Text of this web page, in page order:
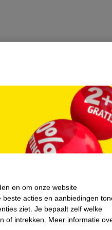
en om onze website
acties en aanbiedingen
ziet. Je bepaalt zelf welke
of intrekken. Meer informatie